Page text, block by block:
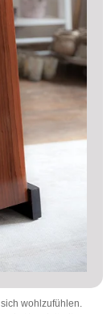
wohlzufühlen.